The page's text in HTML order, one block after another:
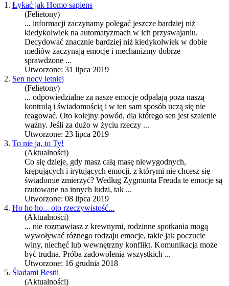
1. Łykać jak Homo sapiens
(Felietony)
... informacji zaczynamy polegać jeszcze bardziej niż
kiedykolwiek na automatyzmach w ich przyswajaniu.
Decydować znacznie bardziej niż kiedykolwiek w dobie
mediów zaczynają emocje i mechanizmy dobrze
sprawdzone ...
Utworzone: 31 lipca 2019
2. Sen nocy letniej
(Felietony)
... odpowiedzialne za nasze emocje odpalają poza naszą
kontrolą i świadomością i w ten sam sposób uczą się nie
reagować. Oto kolejny powód, dla którego sen jest szalenie
ważny. Jeśli za dużo w życiu rzeczy ...
Utworzone: 23 lipca 2019
3. To nie ja, to Ty!
(Aktualności)
Co się dzieje, gdy masz całą masę niewygodnych,
krępujących i irytujących emocji, z którymi nie chcesz się
świadomie zmierzyć? Według Zygmunta Freuda te emocje są
rzutowane na innych ludzi, tak ...
Utworzone: 08 lipca 2019
4. Ho ho ho... oto rzeczywistość...
(Aktualności)
... nie rozmawiasz z krewnymi, rodzinne spotkania mogą
wywoływać różnego rodzaju emocje, takie jak poczucie
winy, niechęć lub wewnętrzny konflikt. Komunikacja może
być trudna. Próba zadowolenia wszystkich ...
Utworzone: 16 grudnia 2018
5. Śladami Bestii
(Aktualności)